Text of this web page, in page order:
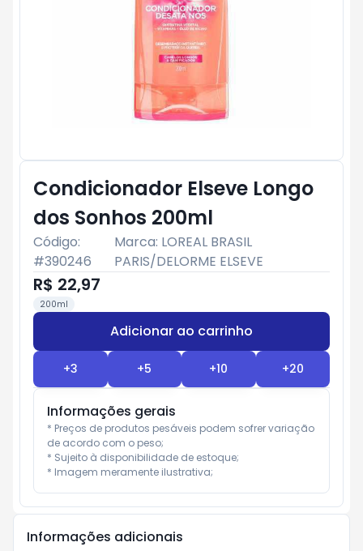
Condicionador Elseve Longo
dos Sonhos 200ml
Código:
#390246
Marca: LOREAL BRASIL
PARIS/DELORME ELSEVE
R$ 22,97
200ml
Adicionar ao carrinho
+3 +5 +10 +20
Informações gerais
* Preços de produtos pesáveis podem sofrer variação
de acordo com o peso;
* Sujeito à disponibilidade de estoque;
* Imagem meramente ilustrativa;
Informações adicionais